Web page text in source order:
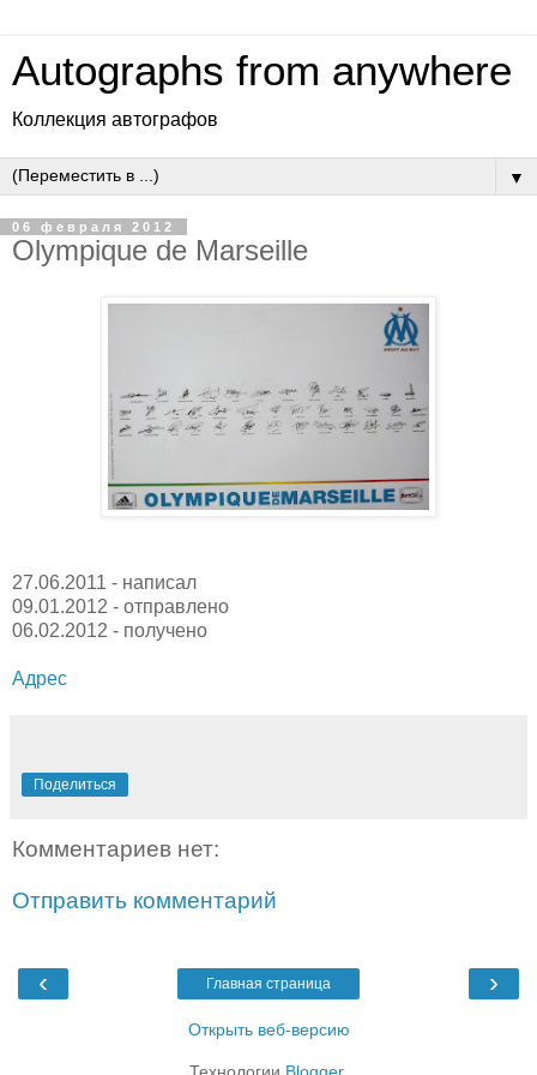
Autographs from anywhere
Коллекция автографов
▼
06 февраля 2012
Olympique de Marseille
27.06.2011 - написал
09.01.2012 - отправлено
06.02.2012 - получено
Адрес
Поделиться
Комментариев нет:
Отправить комментарий
‹ ›
Главная страница
Открыть веб-версию
Технологии Blogger.